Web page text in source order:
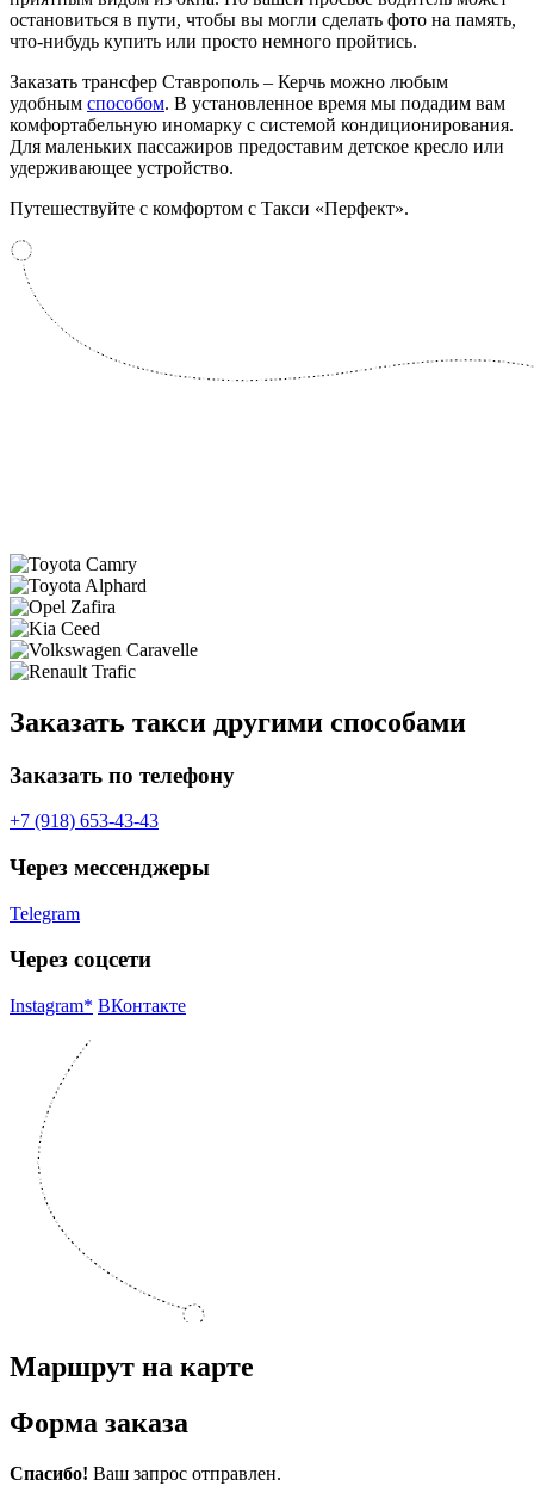
остановиться в пути, чтобы вы могли сделать фото на память,
что-нибудь купить или просто немного пройтись.
Заказать трансфер Ставрополь – Керчь можно любым
удобным способом. В установленное время мы подадим вам
комфортабельную иномарку с системой кондиционирования.
Для маленьких пассажиров предоставим детское кресло или
удерживающее устройство.
Путешествуйте с комфортом с Такси «Перфект».
Заказать такси другими способами
Заказать по телефону
+7 (918) 653-43-43
Через мессенджеры
Telegram
Через соцсети
Instagram* ВКонтакте
Маршрут на карте
Форма заказа
Спасибо! Ваш запрос отправлен.